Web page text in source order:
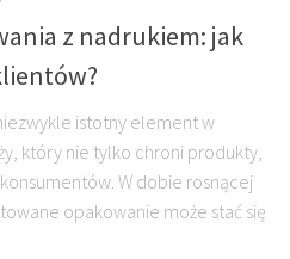
z nadrukiem: jak
istotny element w
który nie tylko chroni produkty,
W dobie rosnącej
opakowanie może stać się